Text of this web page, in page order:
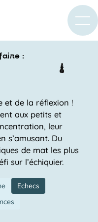
:
et de la réflexion !
aux petits et
leur
s’amusant. Du
de mat les plus
sur l’échiquier.
Echecs